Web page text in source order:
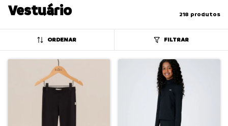
Vestuário 218 produtos
ORDENAR FILTRAR